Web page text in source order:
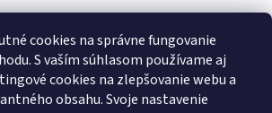
cookies na správne fungovanie
S vaším súhlasom používame aj
cookies na zlepšovanie webu a
obsahu. Svoje nastavenie